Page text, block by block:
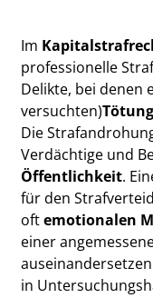
Im
professionelle
Delikte, bei denen
versuchten)
Die
Verdächtige und
Öffentlichkeit.
für den
oftemotionalen
einer
in